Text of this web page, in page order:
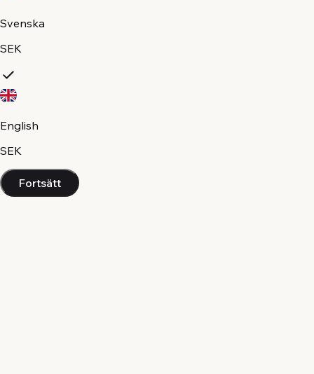
Svenska
SEK
English
SEK
Fortsätt